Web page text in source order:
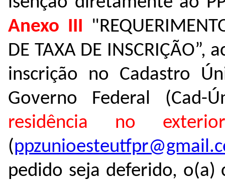
Anexo III
DE TAXA DE
inscrição no Cadastro
Governo Federal (Cad-
residência no
(
pedido seja deferido, o(a)